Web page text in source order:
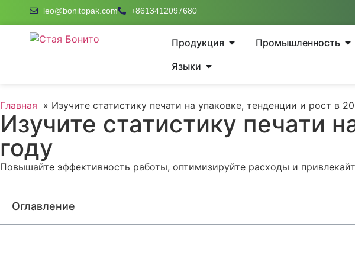
leo@bonitopak.com +8613412097680
Продукция Промышленность
Языки
Главная Изучите статистику печати на упаковке, тенденции и рост в
Изучите статистику печати
году
Повышайте эффективность работы, оптимизируйте расходы и
Оглавление